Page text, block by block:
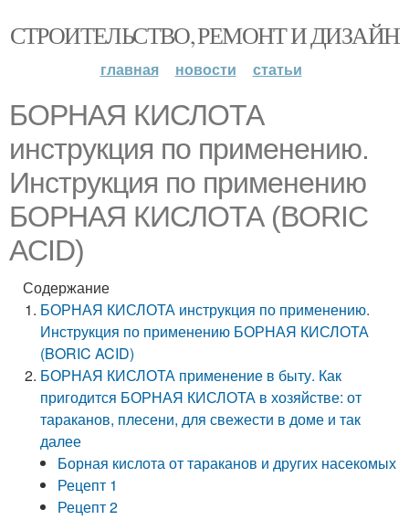
СТРОИТЕЛЬСТВО, РЕМОНТ И ДИЗАЙН
главная новости статьи
БОРНАЯ КИСЛОТА
инструкция по применению.
Инструкция по применению
БОРНАЯ КИСЛОТА (BORIC
ACID)
Содержание
БОРНАЯ КИСЛОТА инструкция по применению.
Инструкция по применению БОРНАЯ КИСЛОТА
(BORIC ACID)
БОРНАЯ КИСЛОТА применение в быту. Как
пригодится БОРНАЯ КИСЛОТА в хозяйстве: от
тараканов, плесени, для свежести в доме и так
далее
Борная кислота от тараканов и других насекомых
Рецепт 1
Рецепт 2